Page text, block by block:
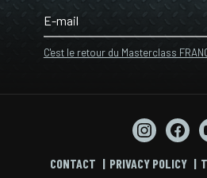
C'est le retour du Masterclass
CONTACT PRIVACY POLICY